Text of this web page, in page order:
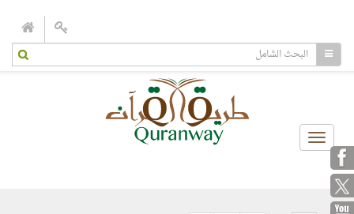
Toggle
navigation